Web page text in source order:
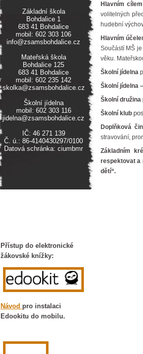
Hlavním
volitelných
hudební
Hlavním
Součástí MŠ
věku.
Školní jídelna
Školní jídelna
Školní družina
Školní klub
Doplňková
stravování,
Základním
respektovat a
dětí“.
Základní škola
Bohdalice 1
683 41 Bohdalice
mobil: 602 303 106
info@zsamsbohdalice.cz
Mateřská škola
Bohdalice 125
683 41 Bohdalice
mobil: 602 235 142
skolka@zsamsbohdalice.cz
Školní jídelna
mobil: 602 303 116
jidelna@zsamsbohdalice.cz
IČ: 46 271 139
Č. ú.: 86-4140430297/0100
Datová schránka: ciumbmr
Přístup do elektronické
žákovské knížky:
Návod pro instalaci
Edookitu do mobilu.